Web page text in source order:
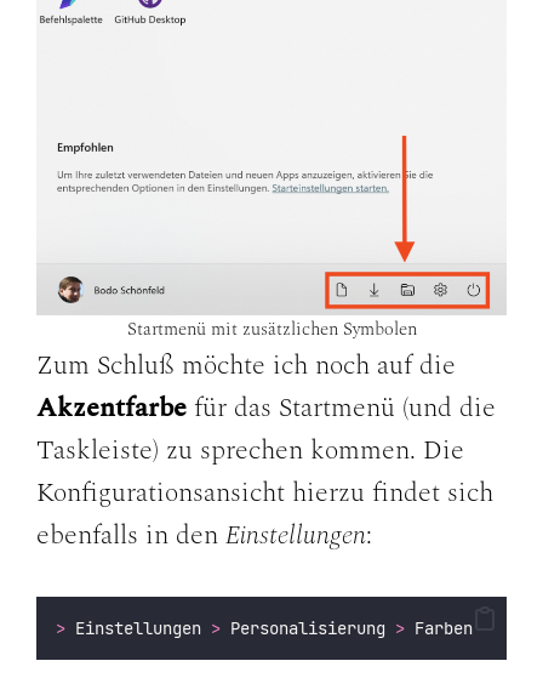
Startmenü mit zusätzlichen Symbolen
Zum Schluß möchte ich noch auf die
Akzentfarbefür das Startmenü (und die
Taskleiste) zu sprechen kommen. Die
Konfigurationsansicht hierzu findet sich
ebenfalls in denEinstellungen:
> Einstellungen > Personalisierung > Farben